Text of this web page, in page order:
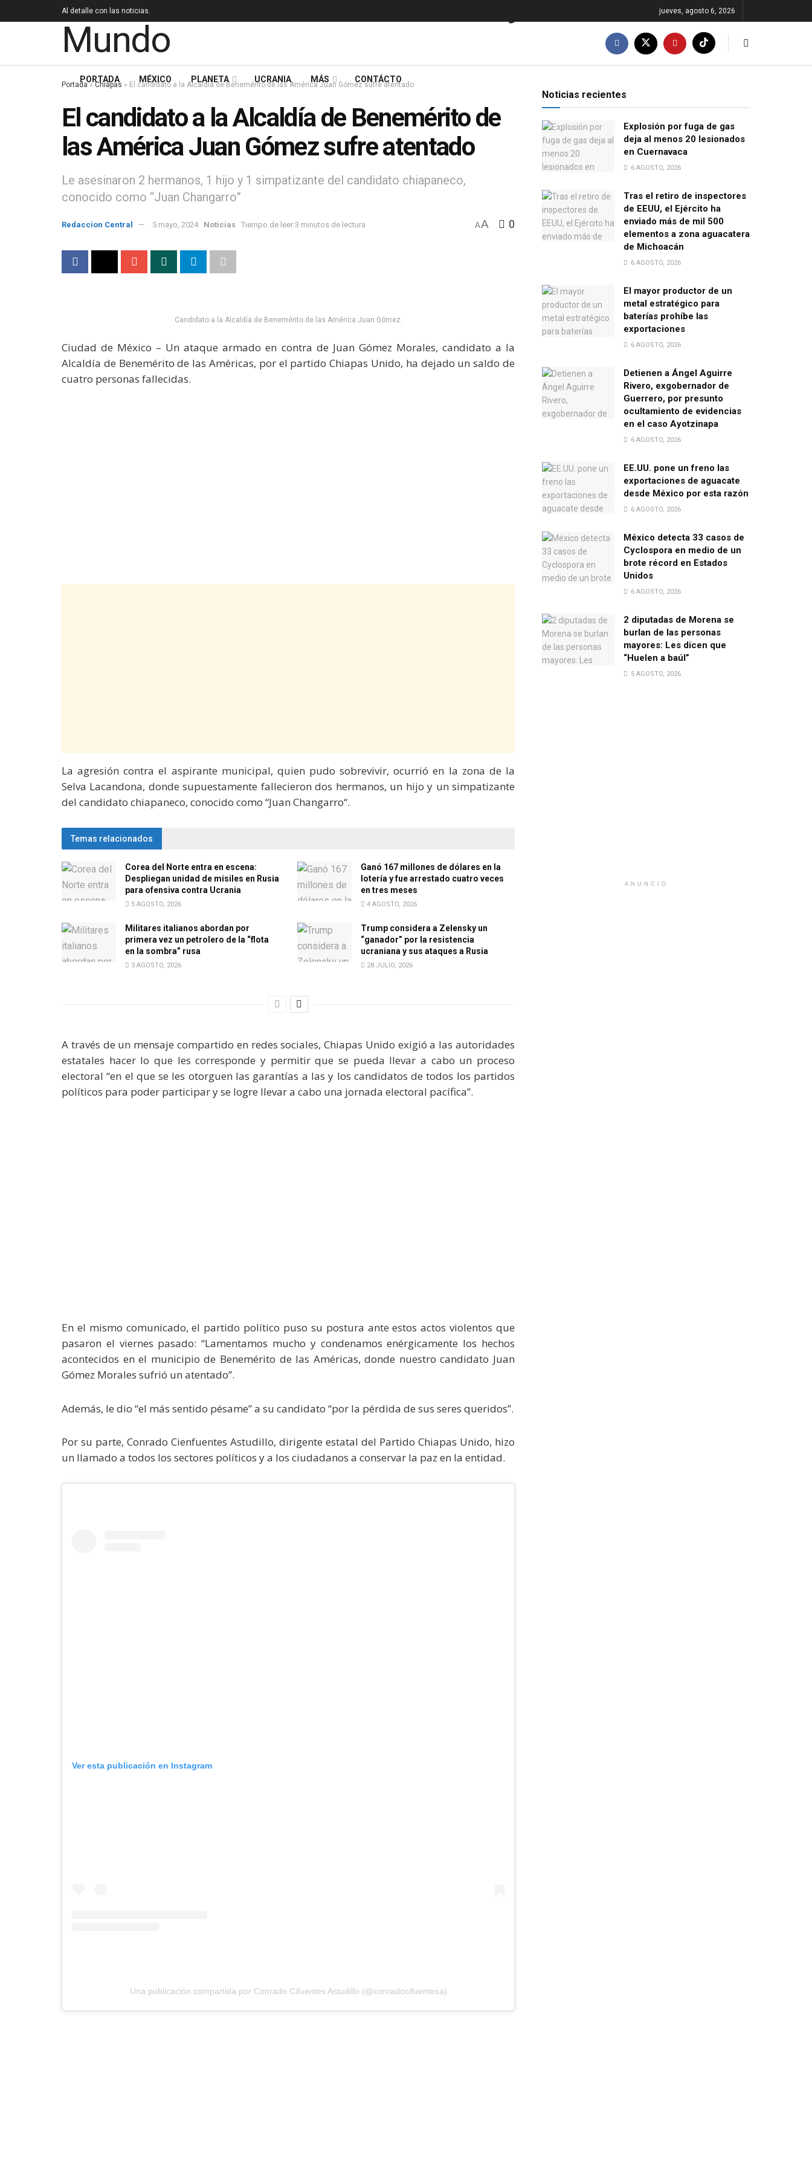
Al detalle con las noticias. jueves, agosto 6, 2026
PORTADA MÉXICO PLANETA UCRANIA MÁS CONTÁCTO
Portada»Chiapas » El candidato a la Alcaldía de Benemérito de las América Juan Gómez sufre atentado
El candidato a la Alcaldía de Benemérito de
las América Juan Gómez sufre atentado
Le asesinaron 2 hermanos, 1 hijo y 1 simpatizante del candidato chiapaneco,
conocido como “Juan Changarro”
Redaccion Central 5 mayo, 2024 Noticias Tiempo de leer:3 minutos de lectura AA 0
Candidato a la Alcaldía de Benemérito de las América Juan Gómez.
Ciudad de México – Un ataque armado en contra de Juan Gómez Morales, candidato a la
Alcaldía de Benemérito de las Américas, por el partido Chiapas Unido, ha dejado un saldo de
cuatro personas fallecidas.
La agresión contra el aspirante municipal, quien pudo sobrevivir, ocurrió en la zona de la
Selva Lacandona, donde supuestamente fallecieron dos hermanos, un hijo y un simpatizante
del candidato chiapaneco, conocido como “Juan Changarro“.
Temas relacionados
Corea del Norte entra en escena:
Despliegan unidad de misiles en Rusia
para ofensiva contra Ucrania
5 AGOSTO, 2026
Ganó 167 millones de dólares en la
lotería y fue arrestado cuatro veces
en tres meses
4 AGOSTO, 2026
Militares italianos abordan por
primera vez un petrolero de la “flota
en la sombra” rusa
3 AGOSTO, 2026
Trump considera a Zelensky un
“ganador” por la resistencia
ucraniana y sus ataques a Rusia
28 JULIO, 2026
A través de un mensaje compartido en redes sociales, Chiapas Unido exigió a las autoridades
estatales hacer lo que les corresponde y permitir que se pueda llevar a cabo un proceso
electoral “en el que se les otorguen las garantías a las y los candidatos de todos los partidos
políticos para poder participar y se logre llevar a cabo una jornada electoral pacífica”.
En el mismo comunicado, el partido político puso su postura ante estos actos violentos que
pasaron el viernes pasado: “Lamentamos mucho y condenamos enérgicamente los hechos
acontecidos en el municipio de Benemérito de las Américas, donde nuestro candidato Juan
Gómez Morales sufrió un atentado”.
Además, le dio “el más sentido pésame” a su candidato “por la pérdida de sus seres queridos”.
Por su parte, Conrado Cienfuentes Astudillo, dirigente estatal del Partido Chiapas Unido, hizo
un llamado a todos los sectores políticos y a los ciudadanos a conservar la paz en la entidad.
Ver esta publicación en Instagram
Una publicación compartida por Conrado Cifuentes Astudillo (@conradocifuentesa)
Noticias recientes
Explosión por fuga de gas
deja al menos 20 lesionados
en Cuernavaca
6 AGOSTO, 2026
Tras el retiro de inspectores
de EEUU, el Ejército ha
enviado más de mil 500
elementos a zona aguacatera
de Michoacán
6 AGOSTO, 2026
El mayor productor de un
metal estratégico para
baterías prohíbe las
exportaciones
6 AGOSTO, 2026
Detienen a Ángel Aguirre
Rivero, exgobernador de
Guerrero, por presunto
ocultamiento de evidencias
en el caso Ayotzinapa
6 AGOSTO, 2026
EE.UU. pone un freno las
exportaciones de aguacate
desde México por esta razón
6 AGOSTO, 2026
México detecta 33 casos de
Cyclospora en medio de un
brote récord en Estados
Unidos
6 AGOSTO, 2026
2 diputadas de Morena se
burlan de las personas
mayores: Les dicen que
“Huelen a baúl”
5 AGOSTO, 2026
ANUNCIO